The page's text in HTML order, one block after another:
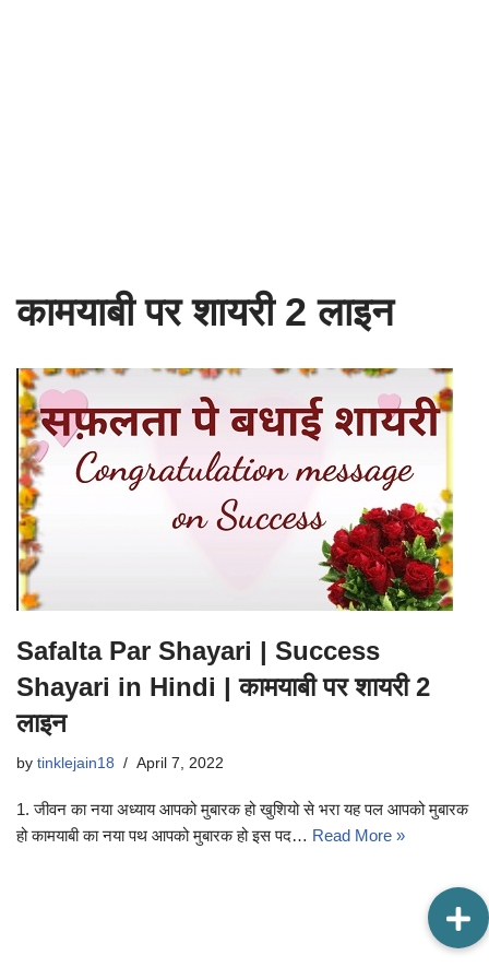
कामयाबी पर शायरी 2 लाइन
Safalta Par Shayari | Success
Shayari in Hindi | कामयाबी पर शायरी 2
लाइन
by tinklejain18 April 7, 2022
1. जीवन का नया अध्याय आपको मुबारक हो खुशियो से भरा यह पल आपको मुबारक
हो कामयाबी का नया पथ आपको मुबारक हो इस पद… Read More »